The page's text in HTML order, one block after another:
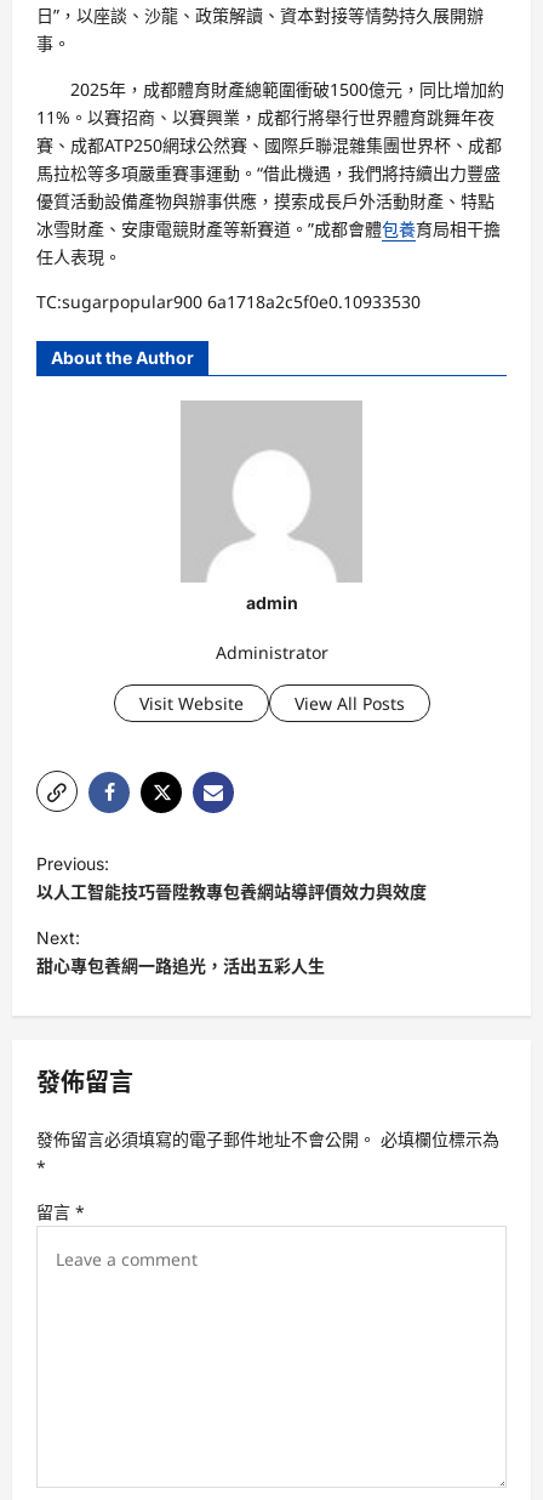
日”，以座談、沙龍、政策解讀、資本對接等情勢持久展開辦
事。
2025年，成都體育財產總範圍衝破1500億元，同比增加約
11%。以賽招商、以賽興業，成都行將舉行世界體育跳舞年夜
賽、成都ATP250網球公然賽、國際乒聯混雜集團世界杯、成都
馬拉松等多項嚴重賽事運動。“借此機遇，我們將持續出力豐盛
優質活動設備產物與辦事供應，摸索成長戶外活動財產、特點
冰雪財產、安康電競財產等新賽道。”成都會體包養育局相干擔
任人表現。
TC:sugarpopular900 6a1718a2c5f0e0.10933530
About the Author
admin
Administrator
Visit Website View All Posts
o
s
t
v
g
t
Previous:
以人工智能技巧晉陞教專包養網站導評價效力與效度
Next:
甜心專包養網一路追光，活出五彩人生
發佈留言
發佈留言必須填寫的電子郵件地址不會公開。 必填欄位標示為
*
留言 *